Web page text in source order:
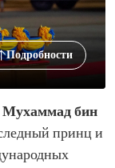
Подробности
Мухаммад бин
принц и